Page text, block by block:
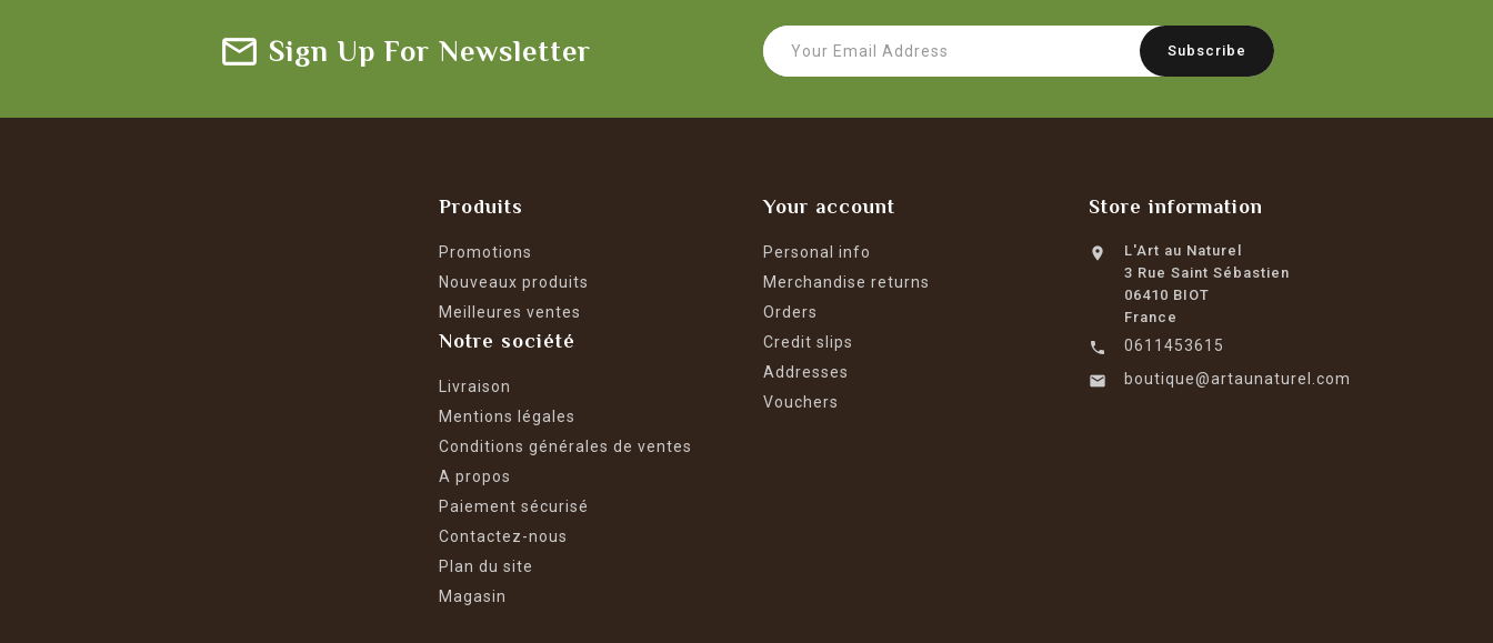
Sign Up For Newsletter
Produits
Promotions
Nouveaux produits
Meilleures ventes
Notre société
Livraison
Mentions légales
Conditions générales de ventes
A propos
Paiement sécurisé
Contactez-nous
Plan du site
Magasin
Your account
Personal info
Merchandise returns
Orders
Credit slips
Addresses
Vouchers
Store information

L'Art au Naturel
3 Rue Saint Sébastien
06410 BIOT
France

0611453615

boutique@artaunaturel.com